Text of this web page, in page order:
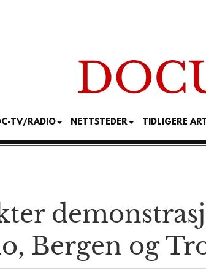
TV/RADIO NETTSTEDER TIDLIGERE
Bergen og